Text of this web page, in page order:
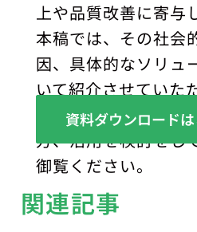
上や品質改善に寄与
本稿では、その社会
因、具体的なソリュ
いて紹介させていた
XRとAIの統合につい
方、活用を検討をし
御覧ください。
資料ダウンロードは
関連記事